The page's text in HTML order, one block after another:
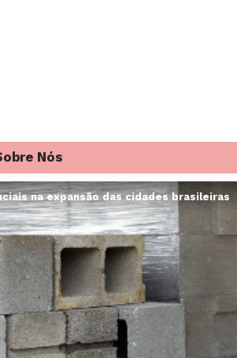
Nós
na expansão das cidades brasileiras